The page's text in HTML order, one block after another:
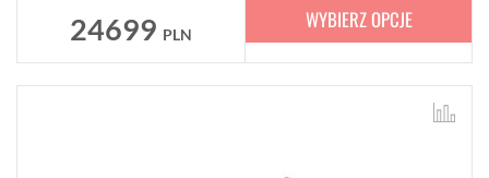
24699 PLN
WYBIERZ OPCJE